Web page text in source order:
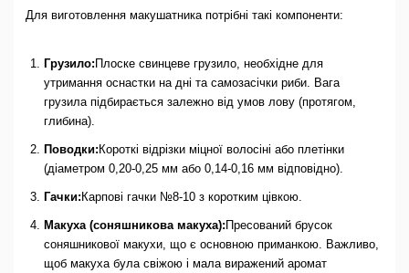
Для виготовлення макушатника потрібні такі компоненти:
Грузило: Плоске свинцеве грузило, необхідне для
утримання оснастки на дні та самозасічки риби. Вага
грузила підбирається залежно від умов лову (протягом,
глибина).
Поводки: Короткі відрізки міцної волосіні або плетінки
(діаметром 0,20-0,25 мм або 0,14-0,16 мм відповідно).
Гачки: Карпові гачки №8-10 з коротким цівкою.
Макуха (соняшникова макуха): Пресований брусок
соняшникової макухи, що є основною приманкою. Важливо,
щоб макуха була свіжою і мала виражений аромат